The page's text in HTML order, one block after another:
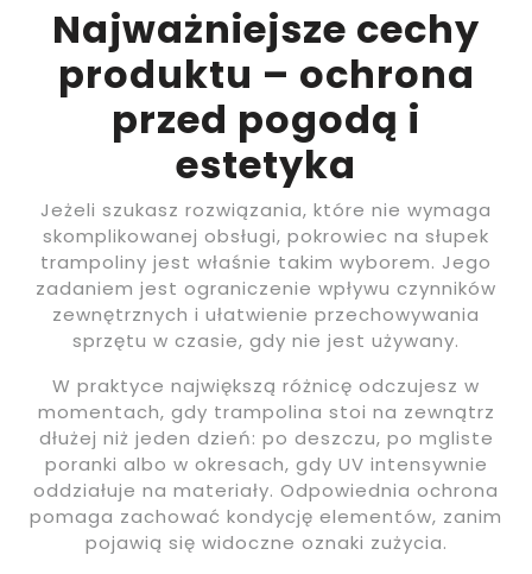
Najważniejsze cechy
produktu – ochrona
przed pogodą i
estetyka
Jeżeli szukasz rozwiązania, które nie wymaga
skomplikowanej obsługi, pokrowiec na słupek
trampoliny jest właśnie takim wyborem. Jego
zadaniem jest ograniczenie wpływu czynników
zewnętrznych i ułatwienie przechowywania
sprzętu w czasie, gdy nie jest używany.
W praktyce największą różnicę odczujesz w
momentach, gdy trampolina stoi na zewnątrz
dłużej niż jeden dzień: po deszczu, po mgliste
poranki albo w okresach, gdy UV intensywnie
oddziałuje na materiały. Odpowiednia ochrona
pomaga zachować kondycję elementów, zanim
pojawią się widoczne oznaki zużycia.